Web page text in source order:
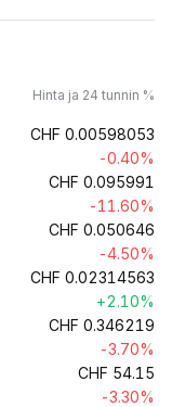
Hinta ja 24 tunnin %
CHF 0.00598053
-0.40%
CHF 0.095991
-11.60%
CHF 0.050646
-4.50%
CHF 0.02314563
+2.10%
CHF 0.346219
-3.70%
CHF 54.15
-3.30%